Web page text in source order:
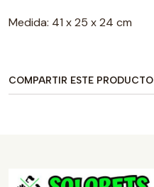
Medida: 41 x 25 x 24 cm
COMPARTIR ESTE PRODUCTO